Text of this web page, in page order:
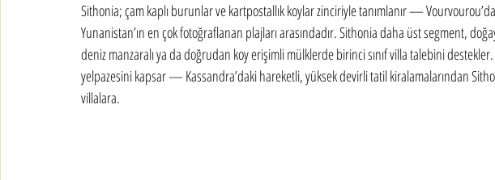
Sithonia; çam kaplı burunlar ve kartpostallık koylar zinciriyle tanımlanır —
Yunanistan’ın en çok fotoğraflanan plajları arasındadır. Sithonia daha üst segment,
deniz manzaralı ya da doğrudan koy erişimli mülklerde birinci sınıf villa talebini
yelpazesini kapsar — Kassandra’daki hareketli, yüksek devirli tatil kiralamalarından
villalara.